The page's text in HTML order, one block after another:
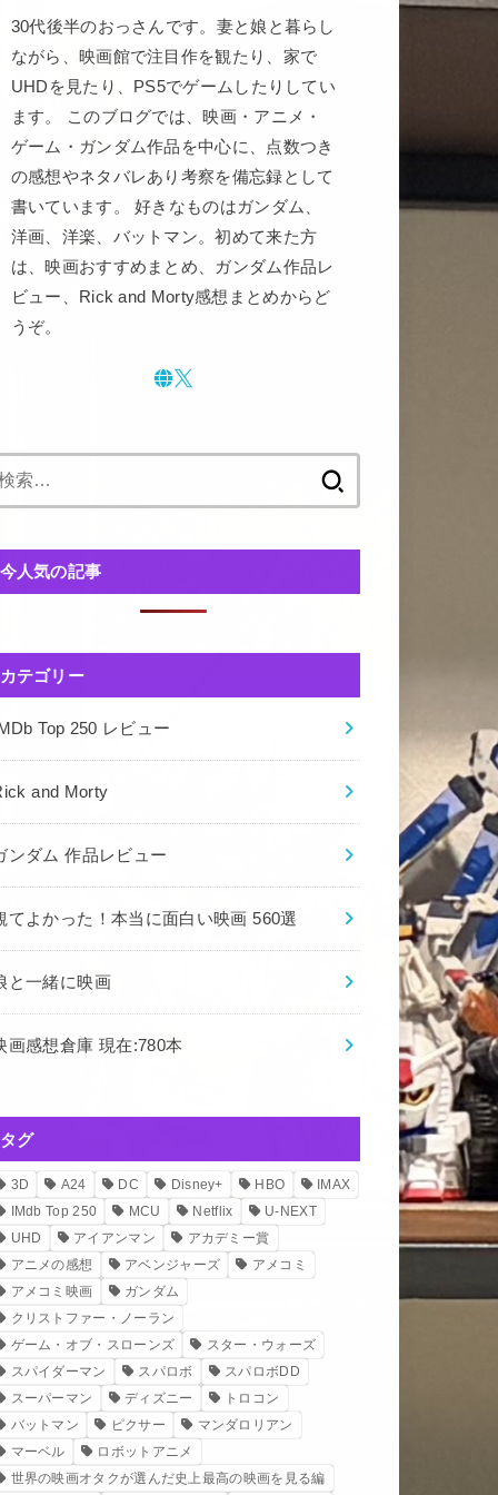
30代後半のおっさんです。妻と娘と暮らし
ながら、映画館で注目作を観たり、家で
UHDを見たり、PS5でゲームしたりしてい
ます。 このブログでは、映画・アニメ・
ゲーム・ガンダム作品を中心に、点数つき
の感想やネタバレあり考察を備忘録として
書いています。 好きなものはガンダム、
洋画、洋楽、バットマン。初めて来た方
は、映画おすすめまとめ、ガンダム作品レ
ビュー、Rick and Morty感想まとめからど
うぞ。
今人気の記事
カテゴリー
Top 250 レビュー
and Morty
ンダム 作品レビュー
てよかった！本当に面白い映画 560選
と一緒に映画
画感想倉庫 現在:780本
タグ
3D A24 DC Disney+ HBO
IMAX
IMdb Top 250
MCU Netflix
U-NEXT
UHD
アイアンマン
アカデミー賞
アニメの感想
アベンジャーズ
アメコミ
アメコミ映画
ガンダム
クリストファー・ノーラン
ゲーム・オブ・スローンズ
スター・ウォーズ
スパイダーマン
スパロボ
スパロボDD
スーパーマン
ディズニー
トロコン
バットマン
ピクサー
マンダロリアン
マーベル
ロボットアニメ
世界の映画オタクが選んだ史上最高の映画を見る編